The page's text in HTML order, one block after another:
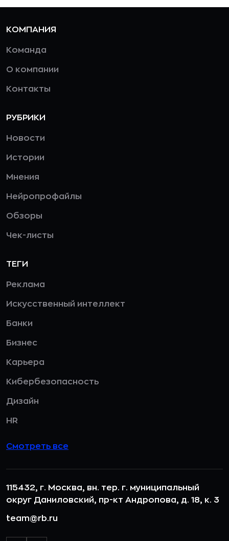
КОМПАНИЯ
Команда
О компании
Контакты
РУБРИКИ
Новости
Истории
Мнения
Нейропрофайлы
Обзоры
Чек-листы
ТЕГИ
Реклама
Искусственный интеллект
Банки
Бизнес
Карьера
Кибербезопасность
Дизайн
HR
Смотреть все
115432, г. Москва, вн. тер. г. муниципальный
округ Даниловский, пр-кт Андропова, д. 18, к. 3
team@rb.ru